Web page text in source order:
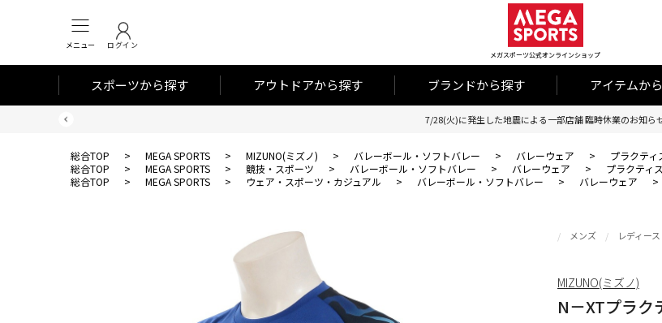
メニュー ログイン
メガスポーツ公式オンラインショップ
スポーツから探す アウトドアから探す ブランドから探す アイテムか
7/28(火)に発生した地震による一部店舗 臨時休業のお知ら
総合TOP > MEGA SPORTS > MIZUNO(ミズノ) > バレーボール・ソフトバレー > バレーウェア > プラクティ
総合TOP
> MEGA SPORTS > 競技・スポーツ > バレーボール・ソフトバレー > バレーウェア > プラクティ
総合TOP
> MEGA SPORTS > ウェア・スポーツ・カジュアル > バレーボール・ソフトバレー > バレーウェア >
メンズ レディース
N－XTプラク
MIZUNO(ミズノ)